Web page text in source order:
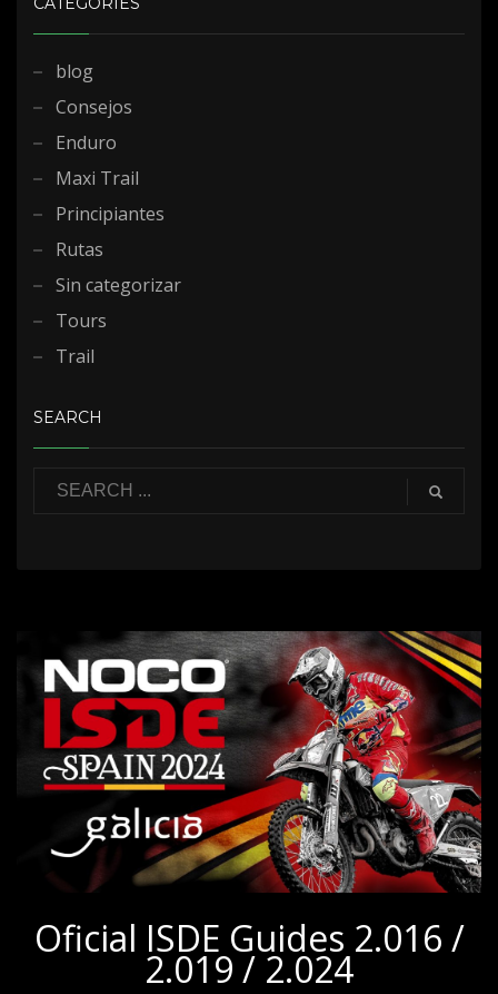
blog
Consejos
Enduro
Maxi Trail
Principiantes
Rutas
Sin categorizar
Tours
Trail
SEARCH
Oficial ISDE Guides 2.016 /
2.019 / 2.024